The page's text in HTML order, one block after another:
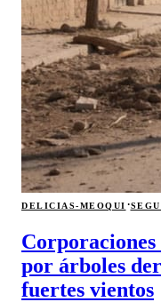
DELICIAS-MEOQUI ·
Corporaciones
por árboles
fuertes vientos